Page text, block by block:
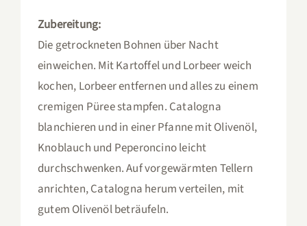
Zubereitung:
Die getrockneten Bohnen über Nacht
einweichen. Mit Kartoffel und Lorbeer weich
kochen, Lorbeer entfernen und alles zu einem
cremigen Püree stampfen. Catalogna
blanchieren und in einer Pfanne mit Olivenöl,
Knoblauch und Peperoncino leicht
durchschwenken. Auf vorgewärmten Tellern
anrichten, Catalogna herum verteilen, mit
gutem Olivenöl beträufeln.